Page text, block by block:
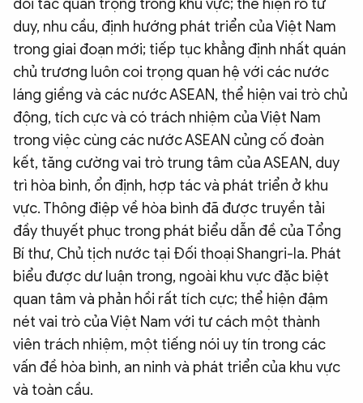
đối tác quan trọng trong khu vực; thể hiện rõ tư
duy, nhu cầu, định hướng phát triển của Việt Nam
trong giai đoạn mới; tiếp tục khẳng định nhất quán
chủ trương luôn coi trọng quan hệ với các nước
láng giềng và các nước ASEAN, thể hiện vai trò chủ
động, tích cực và có trách nhiệm của Việt Nam
trong việc cùng các nước ASEAN củng cố đoàn
kết, tăng cường vai trò trung tâm của ASEAN, duy
trì hòa bình, ổn định, hợp tác và phát triển ở khu
vực. Thông điệp về hòa bình đã được truyền tải
đầy thuyết phục trong phát biểu dẫn đề của Tổng
Bí thư, Chủ tịch nước tại Đối thoại Shangri-la. Phát
biểu được dư luận trong, ngoài khu vực đặc biệt
quan tâm và phản hồi rất tích cực; thể hiện đậm
nét vai trò của Việt Nam với tư cách một thành
viên trách nhiệm, một tiếng nói uy tín trong các
vấn đề hòa bình, an ninh và phát triển của khu vực
và toàn cầu.